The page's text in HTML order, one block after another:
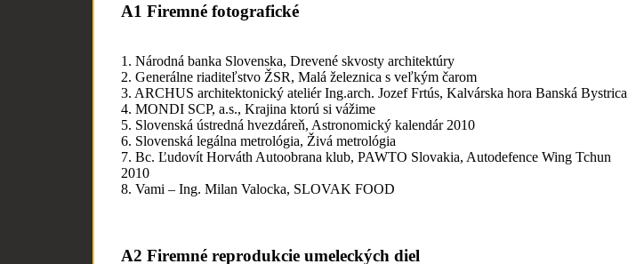
A1 Firemné fotografické
1. Národná banka Slovenska, Drevené skvosty architektúry
2. Generálne riaditeľstvo ŽSR, Malá železnica s veľkým čarom
3. ARCHUS architektonický ateliér Ing.arch. Jozef Frtús, Kalvárska hora Banská Bystrica
4. MONDI SCP, a.s., Krajina ktorú si vážime
5. Slovenská ústredná hvezdáreň, Astronomický kalendár 2010
6. Slovenská legálna metrológia, Živá metrológia
7. Bc. Ľudovít Horváth Autoobrana klub, PAWTO Slovakia, Autodefence Wing Tchun
2010
8. Vami – Ing. Milan Valocka, SLOVAK FOOD
A2 Firemné reprodukcie umeleckých diel